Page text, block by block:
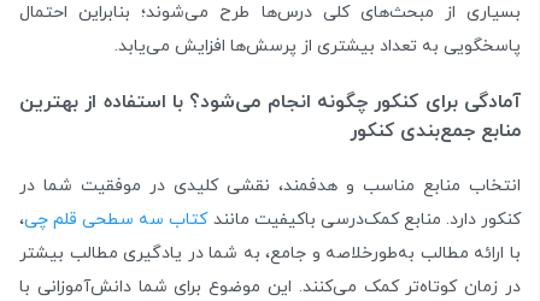
بسیاری از مبحث‌های کلی درس‌ها طرح می‌شوند؛ بنابراین احتمال
پاسخگویی به تعداد بیشتری از پرسش‌ها افزایش می‌یابد.
آمادگی برای کنکور چگونه انجام می‌شود؟ با استفاده از بهترین
منابع جمع‌بندی کنکور
انتخاب منابع مناسب و هدفمند، نقشی کلیدی در موفقیت شما در
کنکور دارد. منابع کمک‌درسی باکیفیت مانندکتاب سه سطحی قلم چی،
با ارائه مطالب به‌طور‌خلاصه و جامع، به شما در یادگیری مطالب بیشتر
در زمان کوتاه‌تر کمک می‌کنند. این موضوع برای شما دانش‌آموزانی با